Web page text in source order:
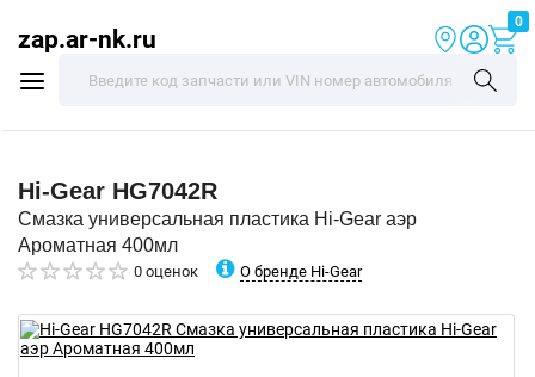
zap.ar-nk.ru
0
Hi-Gear HG7042R
Смазка универсальная пластика Hi-Gear аэр
Ароматная 400мл
0 оценок О бренде Hi-Gear